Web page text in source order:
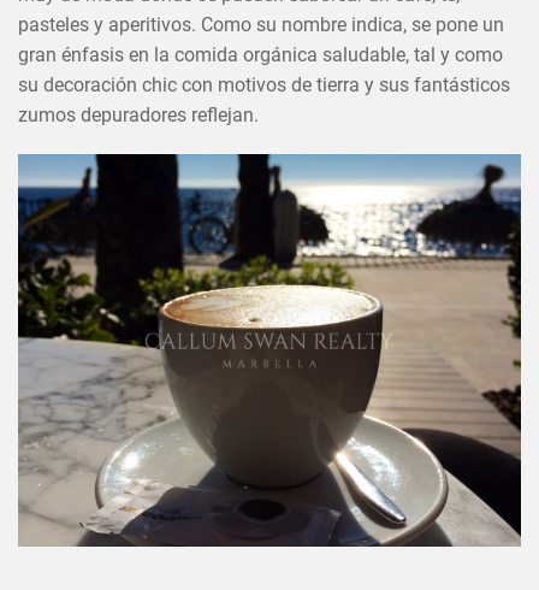
pasteles y aperitivos. Como su nombre indica, se pone un
gran énfasis en la comida orgánica saludable, tal y como
su decoración chic con motivos de tierra y sus fantásticos
zumos depuradores reflejan.